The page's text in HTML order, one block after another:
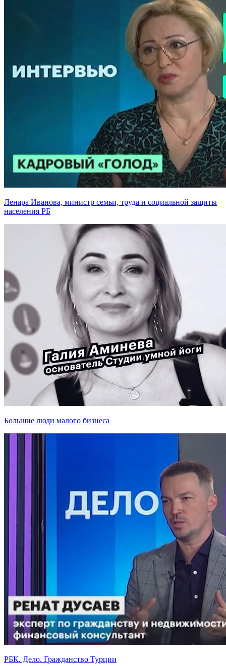
Ленара Иванова, министр семьи, труда и социальной защиты
населения РБ
Большие люди малого бизнеса
РБК. Дело. Гражданство Турции